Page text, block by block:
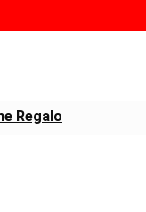
Regalo